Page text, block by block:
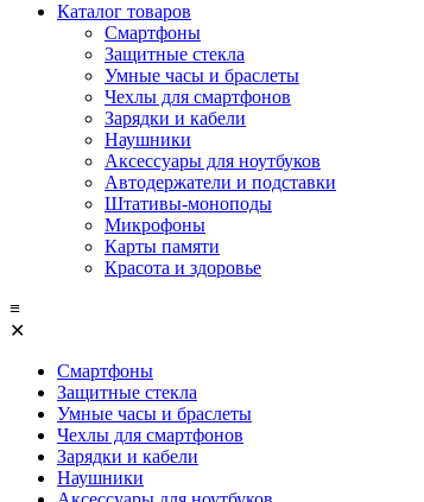
Каталог товаров
Смартфоны
Защитные стекла
Умные часы и браслеты
Чехлы для смартфонов
Зарядки и кабели
Наушники
Аксессуары для ноутбуков
Автодержатели и подставки
Штативы-моноподы
Микрофоны
Карты памяти
Красота и здоровье
≡
✕
Смартфоны
Защитные стекла
Умные часы и браслеты
Чехлы для смартфонов
Зарядки и кабели
Наушники